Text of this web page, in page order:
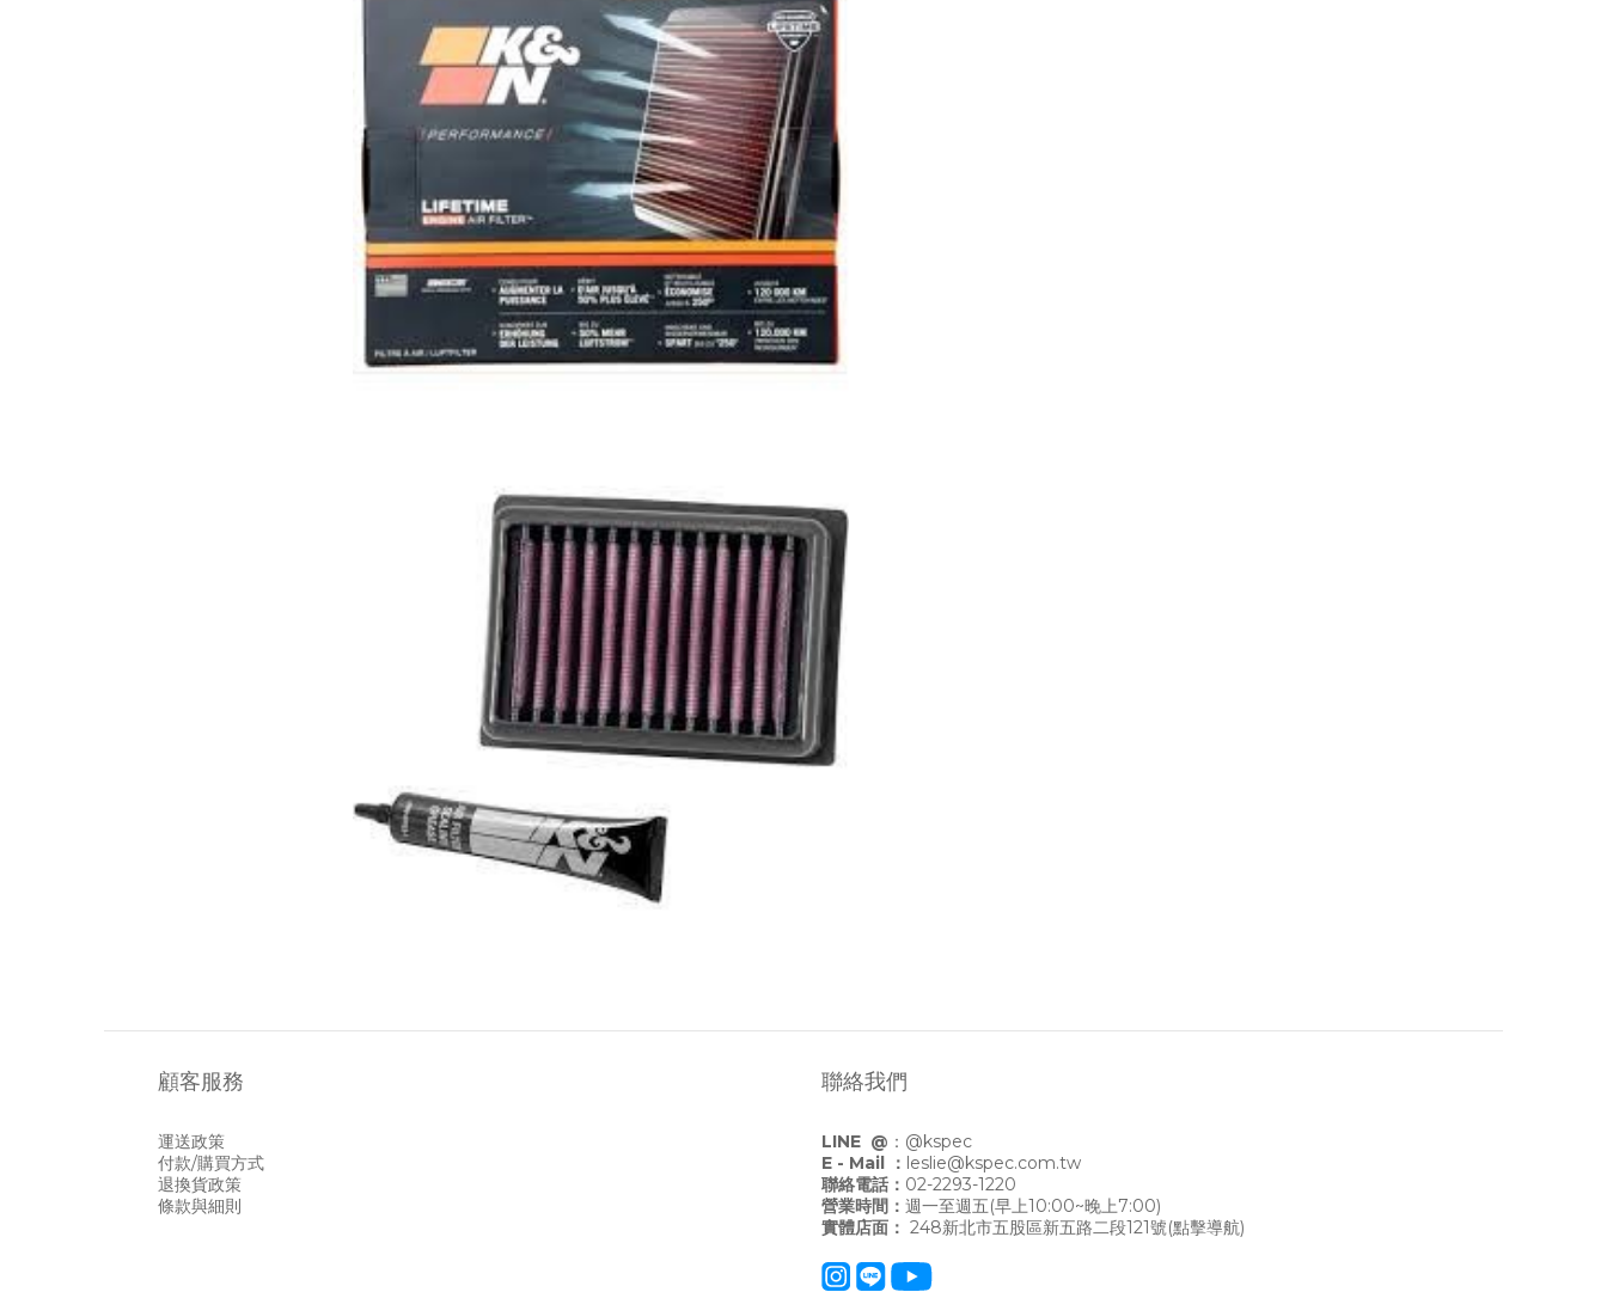
顧客服務
運送政策
付款/購買方式
退換貨政策
條款與細則
聯絡我們
LINE @ ： @kspec
E - Mail ： leslie@kspec.com.tw
聯絡電話： 02-2293-1220
營業時間： 週一至週五(早上10:00~晚上7:00)
實體店面： 248新北市五股區新五路二段121號(點擊導航)